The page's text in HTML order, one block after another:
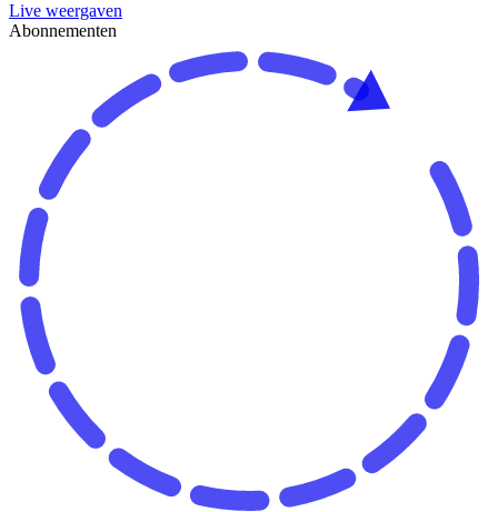
Live weergaven
Abonnementen